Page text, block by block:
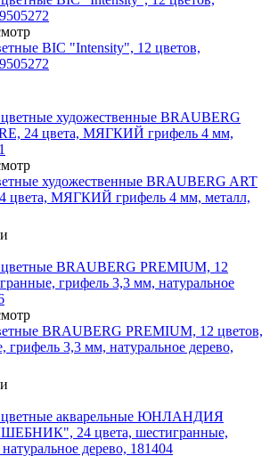
BIC "Intensity", 12 цветов,
художественные BRAUBERG ART
цвета, МЯГКИЙ грифель 4 мм, металл,
BRAUBERG PREMIUM, 12 цветов,
грифель 3,3 мм, натуральное дерево,